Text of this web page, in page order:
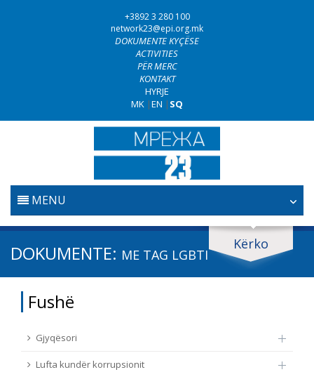
+3892 3 280 100
network23@epi.org.mk
DOKUMENTE KYÇËSE
ACTIVITIES
PËR MERC
KONTAKT
HYRJE
MK |EN | SQ
MENU
FILLESTARE
LUFTA KUNDËR KORRUPSIONIT
TË DREJTA THEMELORE
E DREJTA E QYTETARËVE TË BE-SË
Kërko
Kërko dokumente
Fushë / lëmi
DOKUMENTE: ME TAG LGBTI
Fushë
Gjyqësori
Lufta kundër korrupsionit